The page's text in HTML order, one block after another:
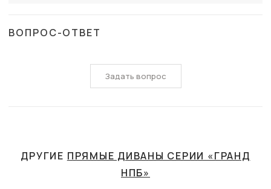
ВОПРОС-ОТВЕТ
Задать вопрос
ДРУГИЕ ПРЯМЫЕ ДИВАНЫ СЕРИИ «ГРАНД
НПБ»